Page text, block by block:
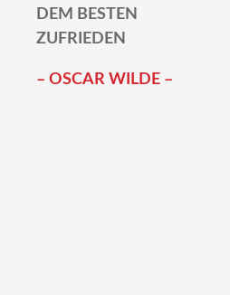
DEM BESTEN
ZUFRIEDEN
– OSCAR WILDE –